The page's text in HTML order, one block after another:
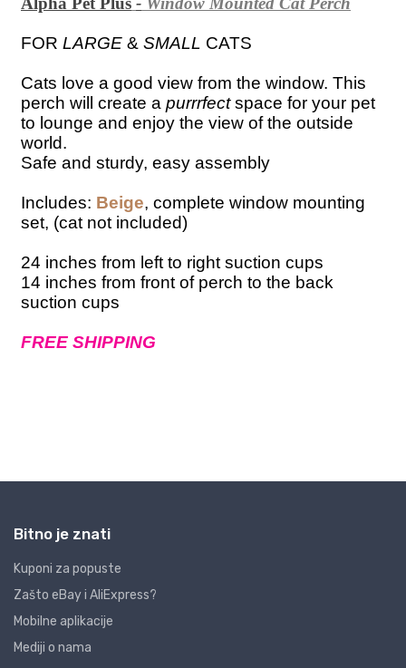
Bitno je znati
Kuponi za popuste
Zašto eBay i AliExpress?
Mobilne aplikacije
Mediji o nama